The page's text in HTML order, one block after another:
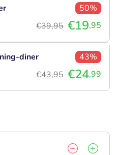
50%
€39,95 €19,95
diner
43%
€43,95 €24,99